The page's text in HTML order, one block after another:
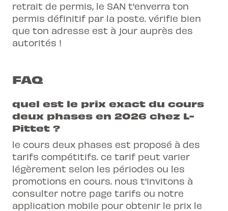
retrait de permis, le SAN t'enverra ton
permis définitif par la poste. vérifie bien
que ton adresse est à jour auprès des
autorités !
FAQ
quel est le prix exact du cours
deux phases en 2026 chez L-
Pittet ?
le cours deux phases est proposé à des
tarifs compétitifs. ce tarif peut varier
légèrement selon les périodes ou les
promotions en cours. nous t'invitons à
consulter notre page tarifs ou notre
application mobile pour obtenir le prix le